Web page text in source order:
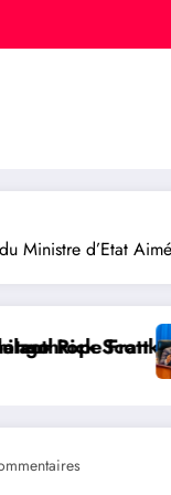
Ministre d’Etat
du :